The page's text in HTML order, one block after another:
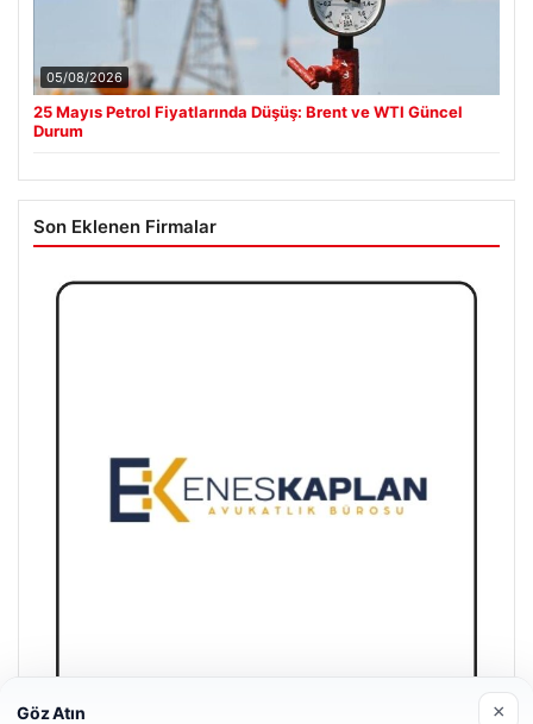
05/08/2026
25 Mayıs Petrol Fiyatlarında Düşüş: Brent ve WTI Güncel
Durum
Son Eklenen Firmalar
Göz Atın ×